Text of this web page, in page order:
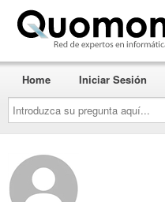
Introduzca
su
pregunta
aquí...
Home Iniciar Sesión